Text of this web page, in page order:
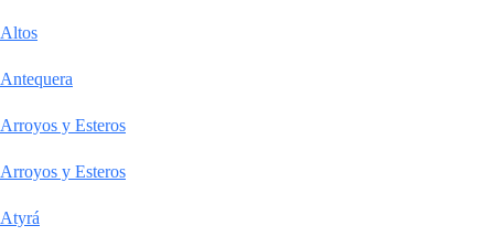
Altos
Antequera
Arroyos y Esteros
Arroyos y Esteros
Atyrá